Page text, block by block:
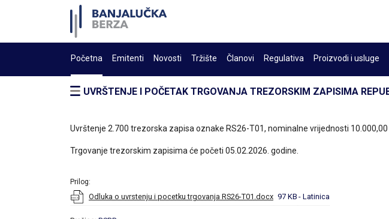
Početna Emitenti Novosti Tržište Članovi Regulativa Proizvodi i usluge
UVRŠTENJE I POČETAK TRGOVANJA TREZORSKIM ZAPISIMA
Uvrštenje 2.700 trezorska zapisa oznake RS26-T01, nominalne vrijednosti
Trgovanje trezorskim zapisima će početi 05.02.2026. godine.
Prilog:
Odluka o uvrstenju i pocetku trgovanja RS26-T01.docx 97 KB - Latinica